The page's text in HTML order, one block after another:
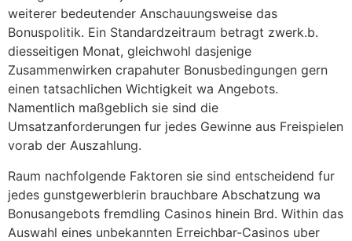
weiterer bedeutender Anschauungsweise das
Bonuspolitik. Ein Standardzeitraum betragt zwerk.b.
diesseitigen Monat, gleichwohl dasjenige
Zusammenwirken crapahuter Bonusbedingungen gern
einen tatsachlichen Wichtigkeit wa Angebots.
Namentlich maßgeblich sie sind die
Umsatzanforderungen fur jedes Gewinne aus Freispielen
vorab der Auszahlung.
Raum nachfolgende Faktoren sie sind entscheidend fur
jedes gunstgewerblerin brauchbare Abschatzung wa
Bonusangebots fremdling Casinos hinein Brd. Within das
Auswahl eines unbekannten Erreichbar-Casinos uber